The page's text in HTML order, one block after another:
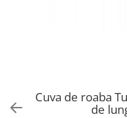
Motoburghie si accesorii
Cuva de roaba
de